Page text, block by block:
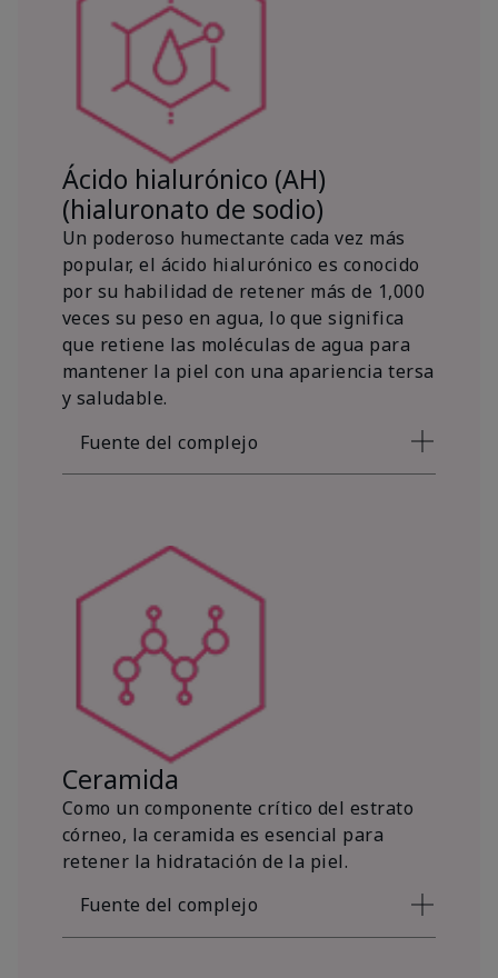
Ácido hialurónico (AH)
(hialuronato de sodio)
Un poderoso humectante cada vez más
popular, el ácido hialurónico es conocido
por su habilidad de retener más de 1,000
veces su peso en agua, lo que significa
que retiene las moléculas de agua para
mantener la piel con una apariencia tersa
y saludable.
Fuente del complejo
Ceramida
Como un componente crítico del estrato
córneo, la ceramida es esencial para
retener la hidratación de la piel.
Fuente del complejo